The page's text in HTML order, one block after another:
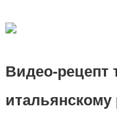
Видео-рецепт
итальянскому